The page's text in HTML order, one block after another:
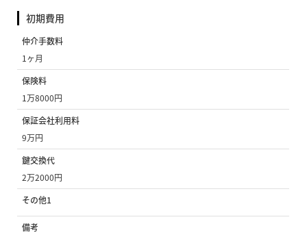
初期費用
仲介手数料
1ヶ月
保険料
1万8000円
保証会社利用料
9万円
鍵交換代
2万2000円
その他1
備考